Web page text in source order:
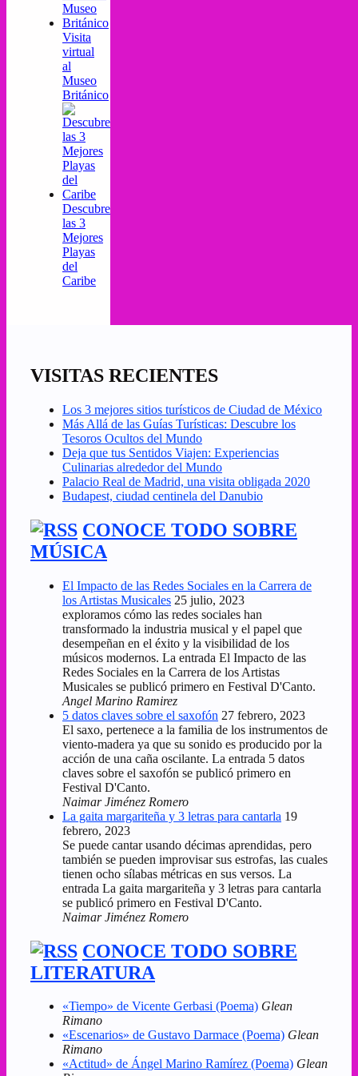
Visita
virtual
al
Museo
Británico
Descubre
las 3
Mejores
Playas
del
Caribe
VISITAS RECIENTES
Los 3 mejores sitios turísticos de Ciudad de México
Más Allá de las Guías Turísticas: Descubre los
Tesoros Ocultos del Mundo
Deja que tus Sentidos Viajen: Experiencias
Culinarias alrededor del Mundo
Palacio Real de Madrid, una visita obligada 2020
Budapest, ciudad centinela del Danubio
CONOCE TODO SOBRE
MÚSICA
El Impacto de las Redes Sociales en la Carrera de
los Artistas Musicales 25 julio, 2023
exploramos cómo las redes sociales han
transformado la industria musical y el papel que
desempeñan en el éxito y la visibilidad de los
músicos modernos. La entrada El Impacto de las
Redes Sociales en la Carrera de los Artistas
Musicales se publicó primero en Festival D'Canto.
Angel Marino Ramirez
5 datos claves sobre el saxofón 27 febrero, 2023
El saxo, pertenece a la familia de los instrumentos de
viento-madera ya que su sonido es producido por la
acción de una caña oscilante. La entrada 5 datos
claves sobre el saxofón se publicó primero en
Festival D'Canto.
Naimar Jiménez Romero
La gaita margariteña y 3 letras para cantarla 19
febrero, 2023
Se puede cantar usando décimas aprendidas, pero
también se pueden improvisar sus estrofas, las cuales
tienen ocho sílabas métricas en sus versos. La
entrada La gaita margariteña y 3 letras para cantarla
se publicó primero en Festival D'Canto.
Naimar Jiménez Romero
CONOCE TODO SOBRE
LITERATURA
«Tiempo» de Vicente Gerbasi (Poema) Glean
Rimano
«Escenarios» de Gustavo Darmace (Poema) Glean
Rimano
«Actitud» de Ángel Marino Ramírez (Poema) Glean